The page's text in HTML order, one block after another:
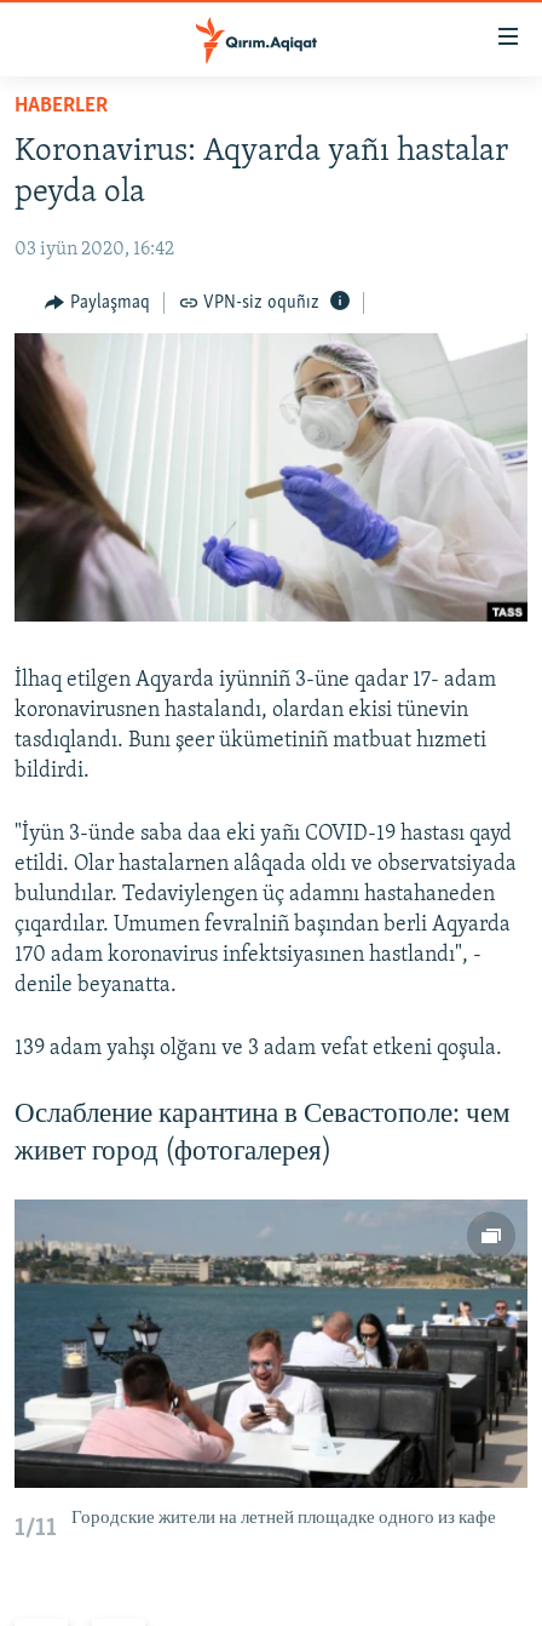
Esas
qaytmaq
Baş
navigatsiyağa
qaytmaq
qaytmaq
SİYASET
İQTİSADİYAT
CEMİYET
MEDENİYET
İNSAN AQLARI
VİDEO
SÜRET
BLOGLAR
FİKİR
Русский
Українською
QOŞULIÑIZ!
HABERLER
Koronavirus: Aqyarda yañı hastalar
peyda ola
03 iyün 2020, 16:42
Paylaşmaq VPN-siz oquñız
İlhaq etilgen Aqyarda iyünniñ 3-üne qadar 17- adam
koronavirusnen hastalandı, olardan ekisi tünevin
tasdıqlandı. Bunı şeer ükümetiniñ matbuat hızmeti
bildirdi.
"İyün 3-ünde saba daa eki yañı COVID-19 hastası qayd
etildi. Olar hastalarnen alâqada oldı ve observatsiyada
bulundılar. Tedaviylengen üç adamnı hastahaneden
çıqardılar. Umumen fevralniñ başından berli Aqyarda
170 adam koronavirus infektsiyasınen hastlandı", -
denile beyanatta.
139 adam yahşı olğanı ve 3 adam vefat etkeni qoşula.
Ослабление карантина в Севастополе: чем
живет город (фотогалерея)
1/11 Городские жители на летней площадке одного из кафе